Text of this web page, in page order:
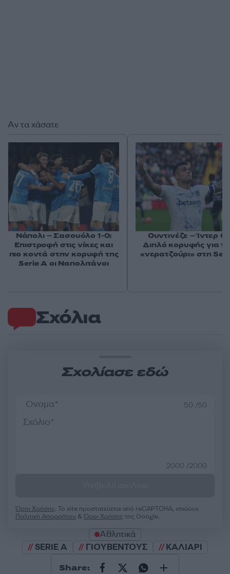
Σχόλια
Σχολίασε εδώ
50 /50
2000 /2000
Όροι Χρήσης. Το site προστατεύεται από reCAPTCHA, ισχύουν
Πολιτική Απορρήτου &Όροι Χρήσης της Google.
Αθλητικά
SERIE A
ΓΙΟΥΒΕΝΤΟΥΣ ΚΑΛΙΑΡΙ
Share:
Αν τα χάσατε
Νάπολι – Σασουόλο 1-0:
Επιστροφή στις νίκες και
πιο κοντά στην κορυφή της
Serie A οι Ναπολιτάνοι
Ουντινέζε – Ίντερ 0-
Διπλό κορυφής για
«νερατζούρι» στη